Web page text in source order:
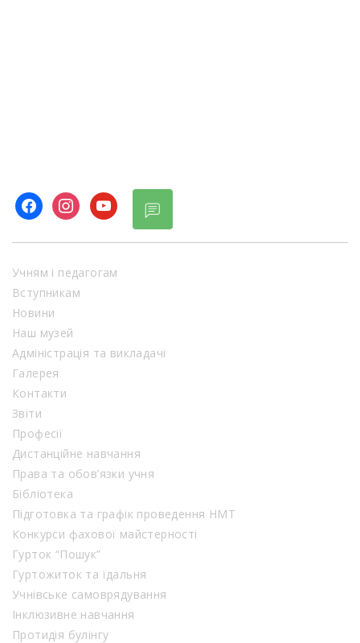
facebookinstagram
youtube
Учням і педагогам
Вступникам
Новини
Наш музей
Адміністрація та викладачі
Галерея
Контакти
Звіти
Професії
Дистанційне навчання
Права та обов’язки учня
Бібліотека
Підготовка та графік проведення НМТ
Конкурси фахової майстерності
Гурток “Пошук”
Гуртожиток та їдальня
Учнівське самоврядування
Інклюзивне навчання
Протидія булінгу